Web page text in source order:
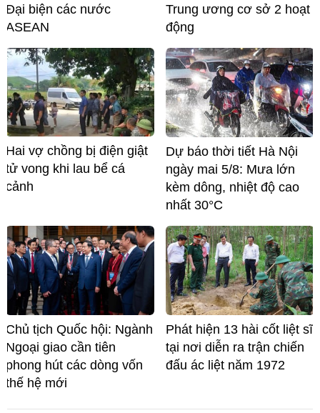
Đại biện các nước
ASEAN
Trung ương cơ sở 2 hoạt
động
Hai vợ chồng bị điện giật
tử vong khi lau bể cá
cảnh
Dự báo thời tiết Hà Nội
ngày mai 5/8: Mưa lớn
kèm dông, nhiệt độ cao
nhất 30°C
Chủ tịch Quốc hội: Ngành
Ngoại giao cần tiên
phong hút các dòng vốn
thế hệ mới
Phát hiện 13 hài cốt liệt sĩ
tại nơi diễn ra trận chiến
đấu ác liệt năm 1972